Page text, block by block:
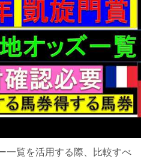
一覧を活用する際、比較すべ